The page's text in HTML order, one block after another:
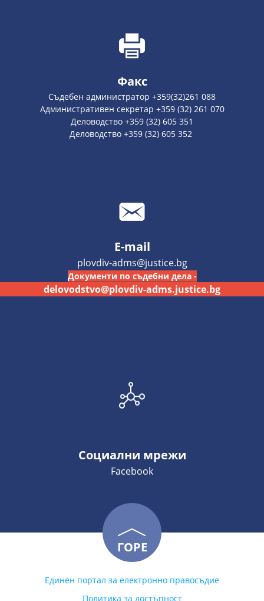
Факс
Съдебен администратор +359(32)261 088
Административен секретар +359 (32) 261 070
Деловодство +359 (32) 605 351
Деловодство +359 (32) 605 352
E-mail
plovdiv-adms@justice.bg
Документи по съдебни дела -
delovodstvo@plovdiv-adms.justice.bg
Социални мрежи
Facebook
ГОРЕ
Единен портал за електронно правосъдие
Политика за достъпност